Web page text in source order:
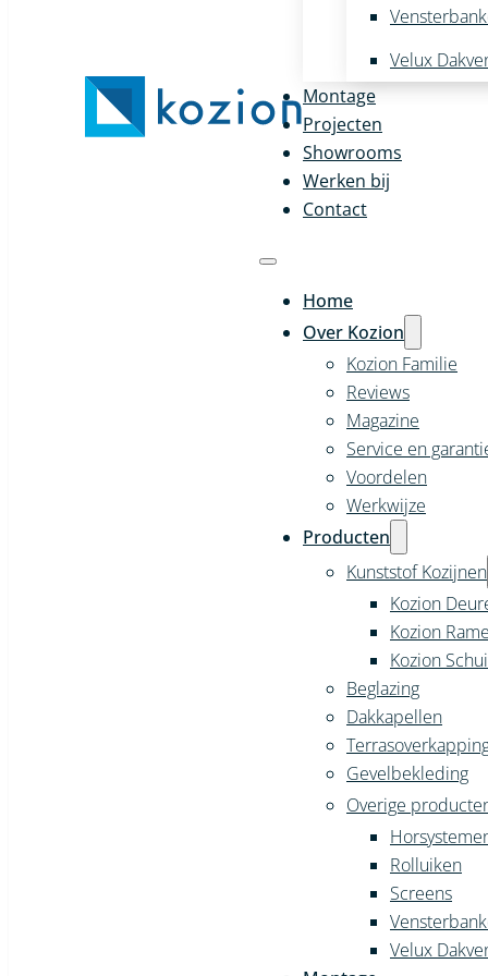
Velux
Montage
Projecten
Showrooms
Werken bij
Contact
Home
Over Kozion
Kozion Familie
Reviews
Magazine
Service en
Voordelen
Werkwijze
Producten
Kunststof Kozijnen
Kozion
Kozion
Kozion
Beglazing
Dakkapellen
Gevelbekleding
Overige
Rolluiken
Screens
Velux